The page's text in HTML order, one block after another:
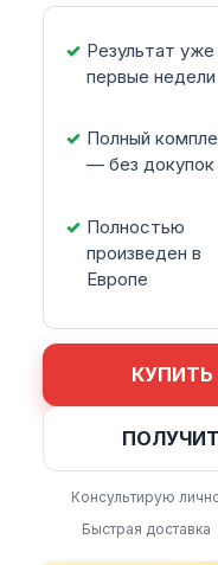
Результат уже
первые недели
Полный
— без докупок
Полностью
произведен в
Европе
КУПИТЬ
Консультирую
Быстрая доставка